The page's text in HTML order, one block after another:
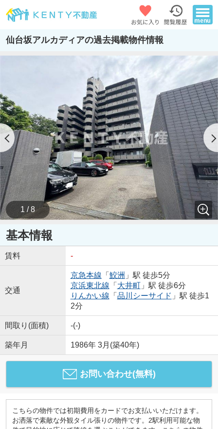
仙台坂アルカディアの過去掲載物件情報
1 / 8
基本情報
賃料 -
交通
京急本線 「 鮫洲 」駅 徒歩5分
京浜東北線 「 大井町」駅 徒歩6分
りんかい線 「 品川シーサイド 」駅 徒歩1
2分
間取り(面積) -(-)
築年月 1986年 3月(築40年)
お問い合わせ(無料)
こちらの物件では初期費用をカードでお支払いいただけます。
お洒落で素敵な外観タイル張りの物件です。2駅利用可能な物